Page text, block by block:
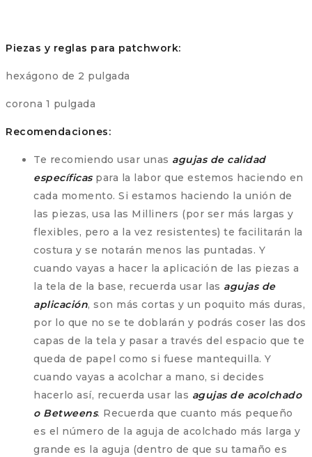
Piezas y reglas para patchwork:
hexágono de 2 pulgada
corona 1 pulgada
Recomendaciones:
Te recomiendo usar unas agujas de calidad
específicaspara la labor que estemos haciendo en
cada momento. Si estamos haciendo la unión de
las piezas, usa las Milliners (por ser más largas y
flexibles, pero a la vez resistentes) te facilitarán la
costura y se notarán menos las puntadas. Y
cuando vayas a hacer la aplicación de las piezas a
la tela de la base, recuerda usar las agujas de
aplicación, son más cortas y un poquito más duras,
por lo que no se te doblarán y podrás coser las dos
capas de la tela y pasar a través del espacio que te
queda de papel como si fuese mantequilla. Y
cuando vayas a acolchar a mano, si decides
hacerlo así, recuerda usar las agujas de acolchado
o Betweens. Recuerda que cuanto más pequeño
es el número de la aguja de acolchado más larga y
grande es la aguja (dentro de que su tamaño es